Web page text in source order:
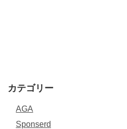
カテゴリー
AGA
Sponserd